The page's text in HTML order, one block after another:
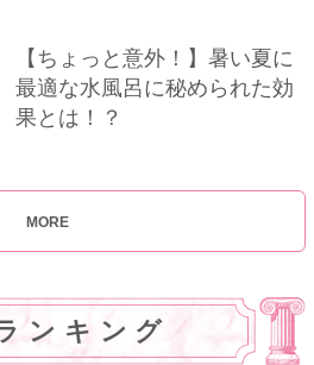
【ちょっと意外！】暑い夏に
最適な水風呂に秘められた効
果とは！？
MORE
ンキング